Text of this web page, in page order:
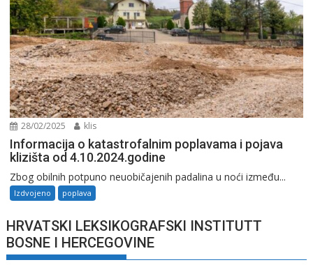
28/02/2025 klis
Informacija o katastrofalnim poplavama i pojava
klizišta od 4.10.2024.godine
Zbog obilnih potpuno neuobičajenih padalina u noći između...
Izdvojeno poplava
HRVATSKI LEKSIKOGRAFSKI INSTITUTT
BOSNE I HERCEGOVINE